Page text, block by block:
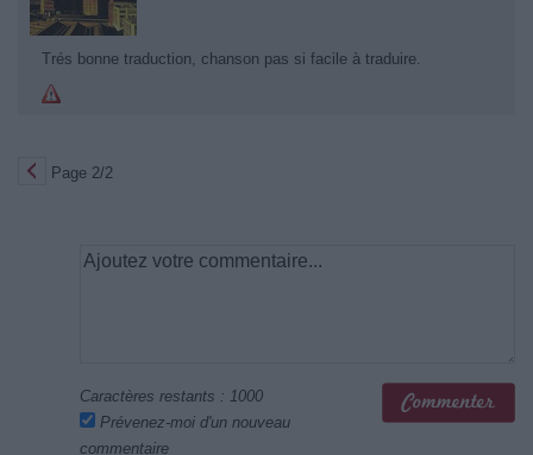
Trés bonne traduction, chanson pas si facile à traduire.
Page 2/2
Caractères restants : 1000
Prévenez-moi d'un nouveau
commentaire